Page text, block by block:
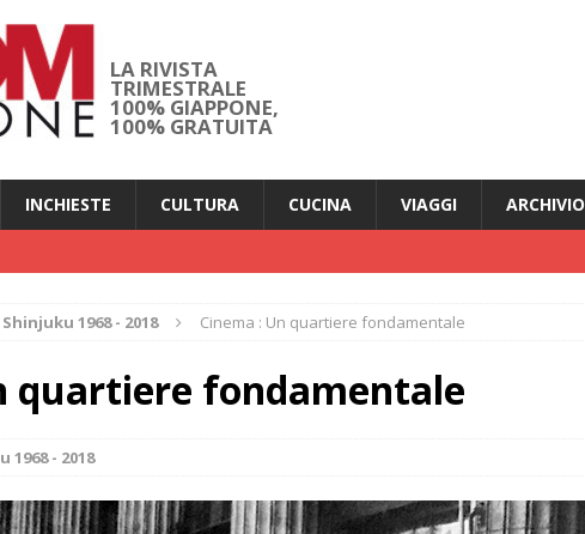
LA RIVISTA
TRIMESTRALE
100% GIAPPONE,
100% GRATUITA
INCHIESTE CULTURA CUCINA VIAGGI
ARCHIVIO
Shinjuku 1968 - 2018 Cinema : Un quartiere fondamentale
quartiere fondamentale
1968 - 2018